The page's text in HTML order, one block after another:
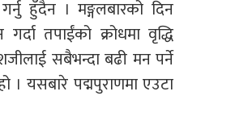
हुँदैन । मङ्गलबारको दिन
तपाईंको क्रोधमा वृद्धि
सबैभन्दा बढी मन पर्ने
। यसबारे पद्मपुराणमा एउटा